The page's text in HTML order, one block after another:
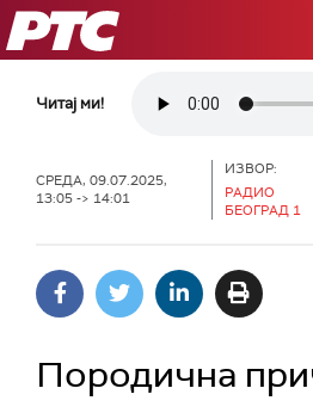
РТС
Читај ми!
СРЕДА, 09.07.2025,
13:05 -> 14:01
ИЗВОР:
РАДИО
БЕОГРАД 1
Породична